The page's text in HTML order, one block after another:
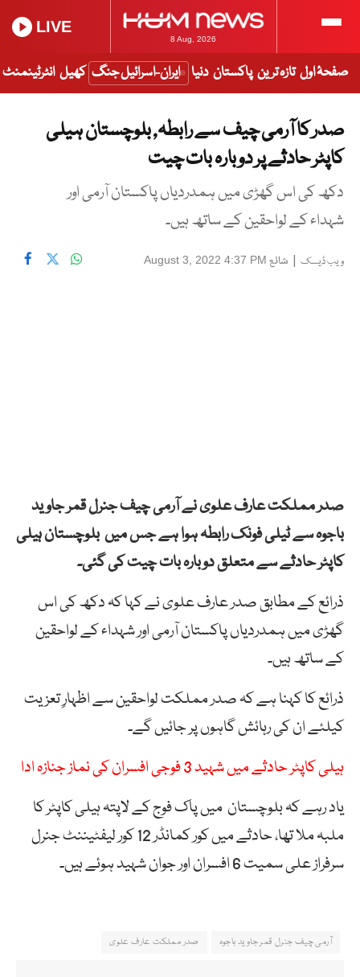
8 Aug, 2026
LIVE
صفحۂ اول تازہ ترین پاکستان دنیا ایران-اسرائیل جنگ کھیل انٹرٹینمنٹ
صدر کا آرمی چیف سے رابطہ, بلوچستان ہیلی
کاپٹر حادثے پر دوبارہ بات چیت
دکھ کی اس گھڑی میں ہمدردیاں پاکستان آرمی اور
شہداء کے لواحقین کے ساتھ ہیں۔
ویب ڈیسک | شائع August 3, 2022 4:37 PM
صدر مملکت عارف علوی نے آرمی چیف جنرل قمر جاوید
باجوہ سے ٹیلی فونک رابطہ ہوا ہے جس میں بلوچستان ہیلی
کاپٹر حادثے سے متعلق دوبارہ بات چیت کی گئی۔
ذرائع کے مطابق صدر عارف علوی نے کہا کہ دکھ کی اس
گھڑی میں ہمدردیاں پاکستان آرمی اور شہداء کے لواحقین
کے ساتھ ہیں۔
ذرائع کا کہنا ہے کہ صدر مملکت لواحقین سے اظہارِ تعزیت
کیلئے ان کی رہائش گاہوں پر جائیں گے۔
ہیلی کاپٹر حادثے میں شہید 3 فوجی افسران کی نماز جنازہ ادا
یاد رہے کہ بلوچستان میں پاک فوج کے لاپتہ ہیلی کاپٹر کا
ملبہ ملا تھا، حادثے میں کور کمانڈر 12 کور لیفٹیننٹ جنرل
سرفراز علی سمیت 6 افسران اور جوان شہید ہوئے ہیں۔
آرمی چیف جنرل قمر جاوید باجوہ صدر مملکت عارف علوی